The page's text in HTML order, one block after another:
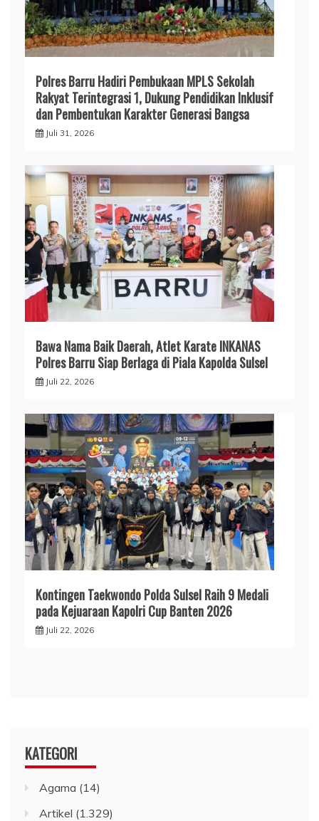
Polres Barru Hadiri Pembukaan MPLS Sekolah
Rakyat Terintegrasi 1, Dukung Pendidikan Inklusif
dan Pembentukan Karakter Generasi Bangsa
Juli 31, 2026
​Bawa Nama Baik Daerah, Atlet Karate INKANAS
Polres Barru Siap Berlaga di Piala Kapolda Sulsel
Juli 22, 2026
Kontingen Taekwondo Polda Sulsel Raih 9 Medali
pada Kejuaraan Kapolri Cup Banten 2026
Juli 22, 2026
KATEGORI
Agama (14)
Artikel (1.329)